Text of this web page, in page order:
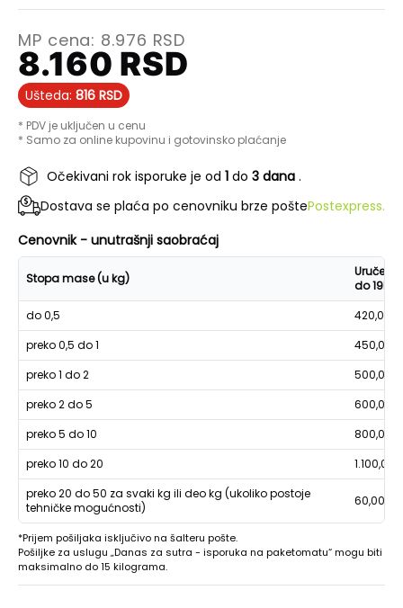
MP cena: 8.976 RSD
8.160 RSD
Ušteda: 816 RSD
* PDV je uključen u cenu
* Samo za online kupovinu i gotovinsko plaćanje
Očekivani rok isporuke je od 1 do 3 dana .
Dostava se plaća po cenovniku brze poštePostexpress.
Cenovnik - unutrašnji saobraćaj
Stopa mase (u kg)
Uručenje
do 19h
do 0,5
420,00
preko 0,5 do 1
450,00
preko 1 do 2
500,00
preko 2 do 5
600,00
preko 5 do 10
800,00
preko 10 do 20
1.100,00
preko 20 do 50 za svaki kg ili deo kg (ukoliko postoje
tehničke mogućnosti)
60,00
*Prijem pošiljaka isključivo na šalteru pošte.
Pošiljke za uslugu „Danas za sutra - isporuka na paketomatu“ mogu biti
maksimalno do 15 kilograma.